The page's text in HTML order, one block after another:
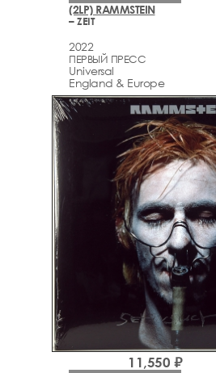
(2LP) RAMMSTEIN
– ZEIT
2022
ПЕРВЫЙ ПРЕСС
Universal
England & Europe
11,550 ₽